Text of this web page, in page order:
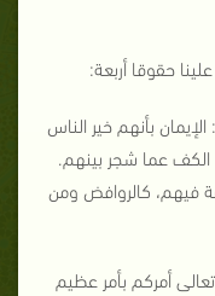
حقوقا أربعة:
: الإيمان بأنهم خير الناس
الكف عما شجر بينهم.
فيهم، كالروافض ومن
أمركم بأمر عظيم